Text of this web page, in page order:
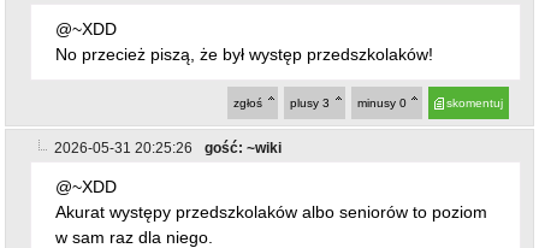
@~XDD
No przecież piszą, że był występ przedszkolaków!
skomentuj
minusy 0
plusy 3
zgłoś
2026-05-31 20:25:26 gość: ~wiki
@~XDD
Akurat występy przedszkolaków albo seniorów to poziom
w sam raz dla niego.